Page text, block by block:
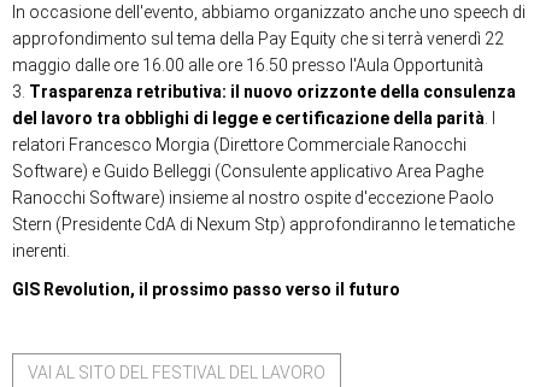
In occasione dell'evento, abbiamo organizzato anche uno speech di
approfondimento sul tema della Pay Equity che si terrà venerdì 22
maggio dalle ore 16.00 alle ore 16.50 presso l'Aula Opportunità
3. Trasparenza retributiva: il nuovo orizzonte della consulenza
del lavoro tra obblighi di legge e certificazione della parità
relatori Francesco Morgia (Direttore Commerciale Ranocchi
Software) e Guido Belleggi (Consulente applicativo Area Paghe
Ranocchi Software) insieme al nostro ospite d'eccezione Paolo
Stern (Presidente CdA di Nexum Stp) approfondiranno le tematiche
inerenti.
GIS Revolution, il prossimo passo verso il futuro
VAI AL SITO DEL FESTIVAL DEL LAVORO